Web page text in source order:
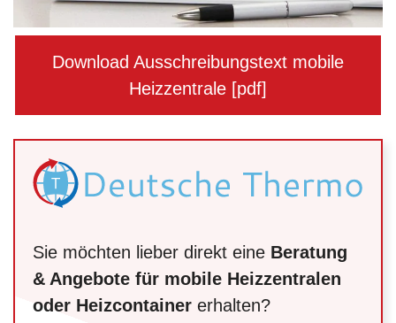
Download Ausschreibungstext mobile
Heizzentrale [pdf]
Sie möchten lieber direkt eine Beratung
& Angebote für mobile Heizzentralen
oder Heizcontainer erhalten?